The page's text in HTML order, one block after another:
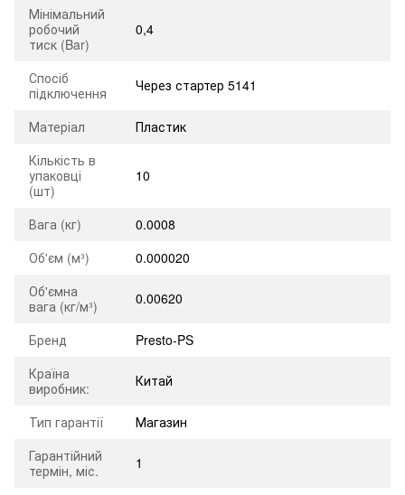
Мінімальний
робочий
тиск (Bar)
0,4
Спосіб
підключення
Через стартер 5141
Матеріал
Пластик
Кількість в
упаковці
(шт)
10
Вага (кг)
0.0008
Об'єм (м³)
0.000020
Об'ємна
вага (кг/м³)
0.00620
Бренд
Presto-PS
Країна
виробник:
Китай
Тип гарантії
Магазин
Гарантійний
термін, міс.
1